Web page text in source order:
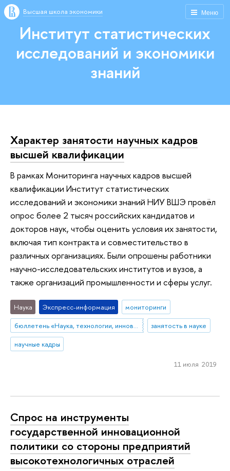
Меню
Высшая школа экономики
Институт статистических
исследований и экономики
знаний
Характер занятости научных кадров
высшей квалификации
В рамках Мониторинга научных кадров высшей
квалификации Институт статистических
исследований и экономики знаний НИУ ВШЭ провёл
опрос более 2 тысяч российских кандидатов и
докторов наук, чтобы оценить условия их занятости,
включая тип контракта и совместительство в
различных организациях. Были опрошены работники
научно-исследовательских институтов и вузов, а
также организаций промышленности и сферы услуг.
Наука Экспресс-информация
мониторинги
бюллетень «Наука, технологии, инновации»
занятость в науке
научные кадры
11 июля 2019
Спрос на инструменты
государственной инновационной
политики со стороны предприятий
высокотехнологичных отраслей